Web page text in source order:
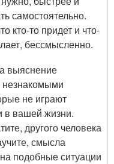
самостоятельно.
кто-то придет и что-
бессмысленно.
выяснение
не играют
в вашей жизни.
другого человека
смысла
подобные ситуации